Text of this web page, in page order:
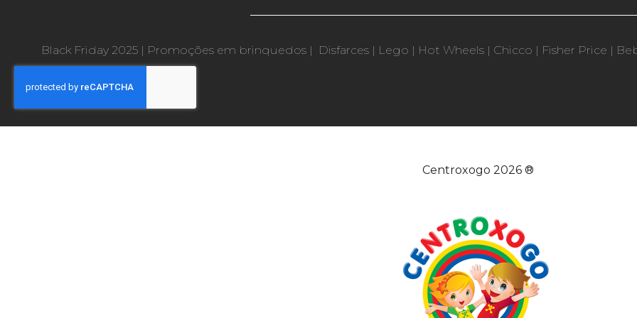
Black Friday 2025 | Promoções em brinquedos | Disfarces | Lego | Hot Wheels | Chicco | Fisher Price |
Centroxogo 2026 ®